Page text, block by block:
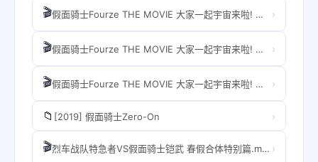
🎬 假面骑士Fourze THE MOVIE 大家一起宇宙来啦! 导演剪辑版.mp4 ›
🎬 假面骑士Fourze THE MOVIE 大家一起宇宙来啦! 导演剪辑版.mp4 ›
🎬 假面骑士Fourze THE MOVIE 大家一起宇宙来啦! 导演剪辑版.mp4 ›
📁 [2019] 假面骑士Zero-On ›
🎬 烈车战队特急者VS假面骑士铠武 春假合体特别篇.mp4 ›